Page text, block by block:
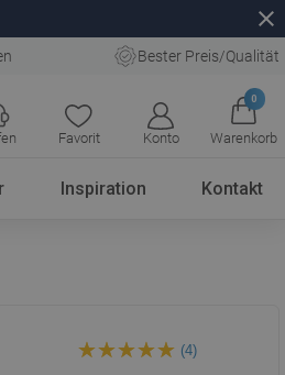
close
Bester Preis/Qualität
Favorit Konto
0
Warenkorb
Inspiration Kontakt
Korpus für Linienablauf 100
(4)